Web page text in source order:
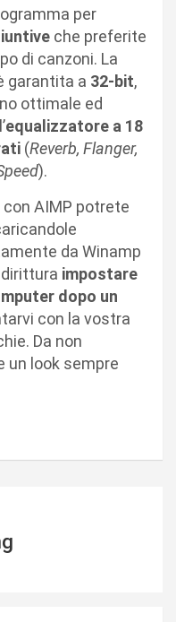
per
che preferite
di canzoni. La
garantita a 32-bit,
ottimale ed
equalizzatore a 18
(Reverb, Flanger,
).
AIMP potrete
da Winamp
impostare
dopo un
con la vostra
Da non
un look sempre